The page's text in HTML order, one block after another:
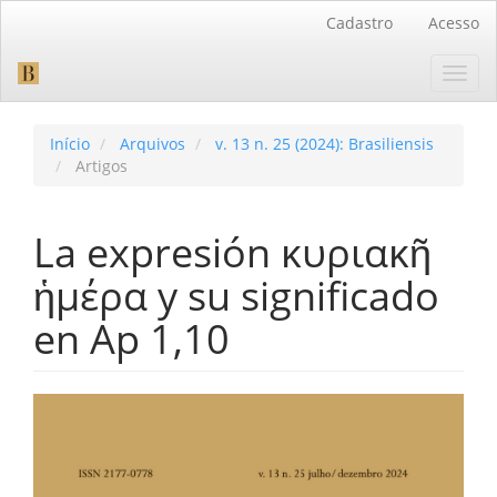
Barra
Cadastro Acesso
Início Arquivos
v. 13 n. 25 (2024): Brasiliensis
Artigos
La expresión κυριακῆ
ἡμέρα y su significado
en Ap 1,10